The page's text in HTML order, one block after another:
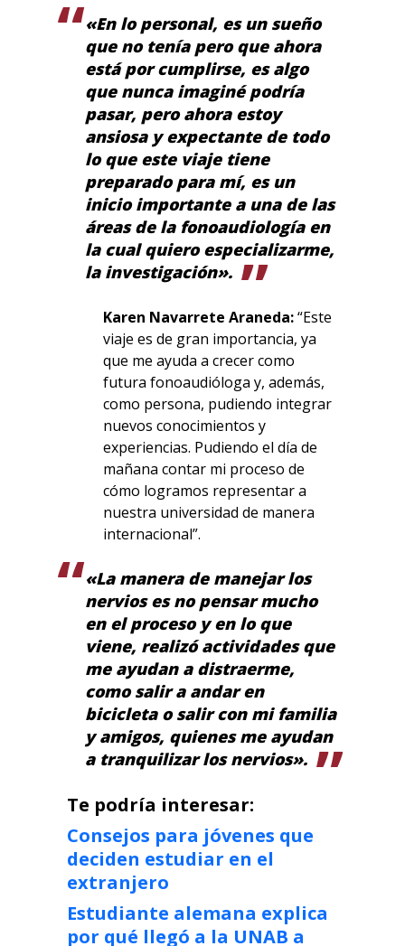
«En lo personal, es un sueño
que no tenía pero que ahora
está por cumplirse, es algo
que nunca imaginé podría
pasar, pero ahora estoy
ansiosa y expectante de todo
lo que este viaje tiene
preparado para mí, es un
inicio importante a una de las
áreas de la fonoaudiología en
la cual quiero especializarme,
la investigación».
Karen Navarrete Araneda:“Este
viaje es de gran importancia, ya
que me ayuda a crecer como
futura fonoaudióloga y, además,
como persona, pudiendo integrar
nuevos conocimientos y
experiencias. Pudiendo el día de
mañana contar mi proceso de
cómo logramos representar a
nuestra universidad de manera
internacional”.
«La manera de manejar los
nervios es no pensar mucho
en el proceso y en lo que
viene, realizó actividades que
me ayudan a distraerme,
como salir a andar en
bicicleta o salir con mi familia
y amigos, quienes me ayudan
a tranquilizar los nervios».
Te podría interesar:
Consejos para jóvenes que
deciden estudiar en el
extranjero
Estudiante alemana explica
por qué llegó a la UNAB a